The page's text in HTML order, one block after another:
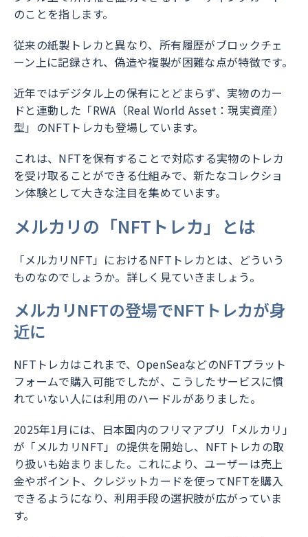
のことを指します。
従来の紙製トレカと異なり、所有履歴がブロックチェ
ーン上に記録され、偽造や複製が困難な点が特徴です。
近年ではデジタル上の保有にとどまらず、実物のカー
ドと連動した「RWA（Real World Asset：現実資産）
型」のNFTトレカも登場しています。
これは、NFTを保有することで対応する実物のトレカ
を受け取ることができる仕組みで、新たなコレクショ
ン体験として大きな注目を集めています。
メルカリの「NFTトレカ」とは
「メルカリNFT」におけるNFTトレカとは、どういう
ものなのでしょうか。詳しく見ていきましょう。
メルカリNFTの登場でNFTトレカが身
近に
NFTトレカはこれまで、OpenSeaなどのNFTプラット
フォームで購入可能でしたが、こうしたサービスに慣
れていない人には利用のハードルがありました。
2025年1月には、日本国内のフリマアプリ「メルカリ」
が「メルカリNFT」の提供を開始し、NFTトレカの取
り扱いも始まりました。これにより、ユーザーは売上
金やポイント、クレジットカードを使ってNFTを購入
できるようになり、利用手段の選択肢が広がっていま
す。